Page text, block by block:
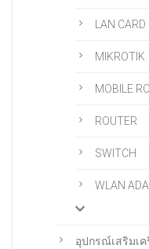
LAN CARD
MIKROTIK
MOBILE
ROUTER
SWITCH
WLAN
อุปกรณ์เสริมเ